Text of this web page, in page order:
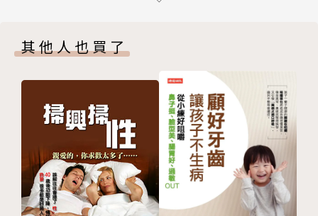
與善相應，善善相應的扶正樂曲。
記得要放下一切，放下疑惑與執著，放下心裡的不安，
放下知 識的傲慢，放下無名的恐懼，輕輕鬆鬆地聆聽
閱讀。你會發現，不用試著找出原因，不必理解所有道
理，不需理會疑惑所在，不強求 解釋衝突緣由，只要
放鬆、放下、放心，寬心的聆聽閱讀，扶正的力量自然
而現，在你我之間。
第四章 高齡長者的癌症治療
三癌接力，用中醫當靠山
第五章 全方位的癌友服務
冷凝血球蛋白異常，寬心治療重獲新生
第六章 大自然是療癒身心最好的醫生
肺癌治療後徒步完成西班牙朝聖之旅
第二部 傳統醫學與現代科學共鳴
第七章 「寬心飲」藥方劑量入夢來
其他人也買了